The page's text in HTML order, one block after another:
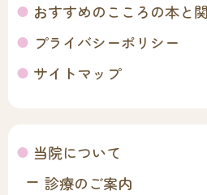
おすすめのこころの本と
プライバシーポリシー
サイトマップ
当院について
診療のご案内